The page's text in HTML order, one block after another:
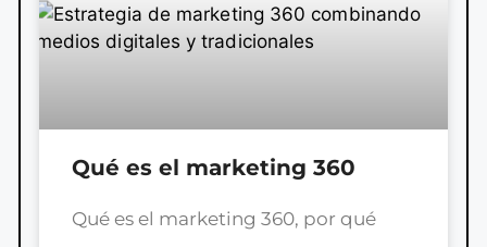
Qué es el marketing 360
Qué es el marketing 360, por qué